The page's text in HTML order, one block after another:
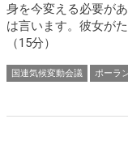
身を今変える必要が
は言います。彼女が
（15分）
国連気候変動会議 ポーラ